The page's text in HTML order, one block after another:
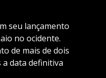
seu lançamento
no ocidente.
de mais de dois
data definitiva